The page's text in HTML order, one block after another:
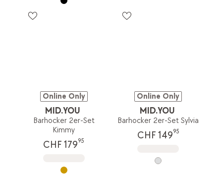
Online Only
MID.YOU
Barhocker 2er-Set
Kimmy
CHF 17995
Online Only
MID.YOU
Barhocker 2er-Set Sylvia
CHF 14995